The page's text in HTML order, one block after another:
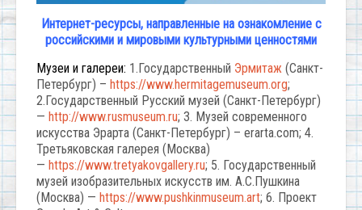
Интернет-ресурсы, направленные на ознакомление с
российскими и мировыми культурными ценностями
Музеи и галереи: 1.Государственный Эрмитаж (Санкт-
Петербург) – https://www.hermitagemuseum.org;
2.Государственный Русский музей (Санкт-Петербург)
— http://www.rusmuseum.ru; 3. Музей современного
искусства Эрарта (Санкт-Петербург) – erarta.com; 4.
Третьяковская галерея (Москва)
— https://www.tretyakovgallery.ru; 5. Государственный
музей изобразительных искусств им. А.С.Пушкина
(Москва) — https://www.pushkinmuseum.art; 6. Проект